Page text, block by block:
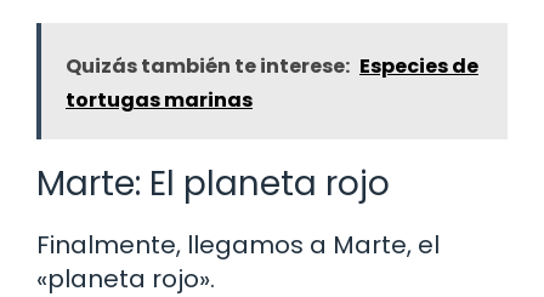
Quizás también te interese: Especies de
tortugas marinas
Marte: El planeta rojo
Finalmente, llegamos a Marte, el
«planeta rojo».